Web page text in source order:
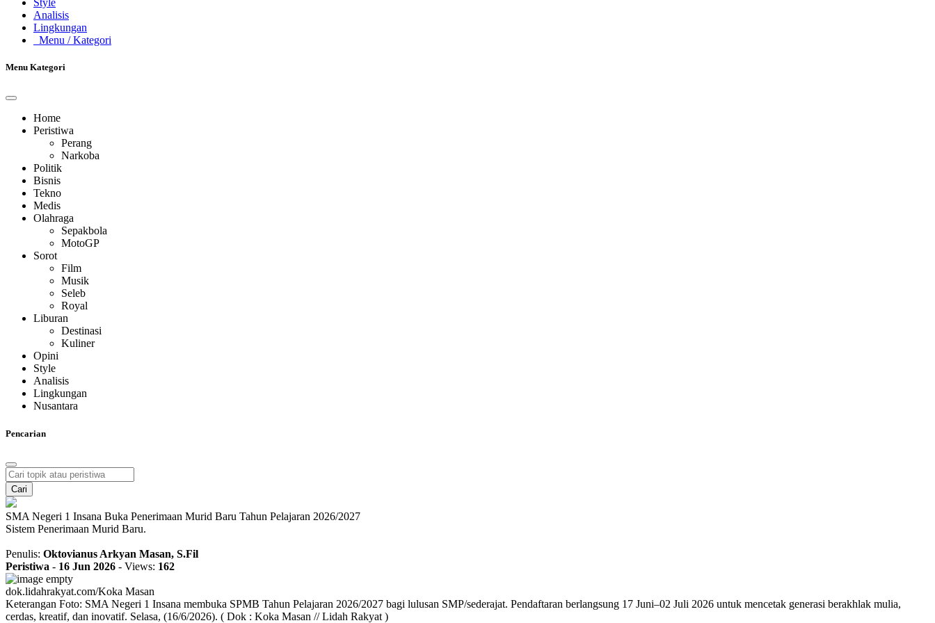
Style
Analisis
Lingkungan
Menu / Kategori
Menu Kategori
Home
Peristiwa
Perang
Narkoba
Politik
Bisnis
Tekno
Medis
Olahraga
Sepakbola
MotoGP
Sorot
Film
Musik
Seleb
Royal
Liburan
Destinasi
Kuliner
Opini
Style
Analisis
Lingkungan
Nusantara
Pencarian
Cari
SMA Negeri 1 Insana Buka Penerimaan Murid Baru Tahun Pelajaran 2026/2027
Sistem Penerimaan Murid Baru.
Penulis: Oktovianus Arkyan Masan, S.Fil
Peristiwa - 16 Jun 2026 - Views: 162
dok.lidahrakyat.com/Koka Masan
Keterangan Foto: SMA Negeri 1 Insana membuka SPMB Tahun Pelajaran 2026/2027 bagi lulusan SMP/sederajat. Pendaftaran berlangsung 17 Juni–02 Juli 2026 untuk mencetak generasi berakhlak mulia,
cerdas, kreatif, dan inovatif. Selasa, (16/6/2026). ( Dok : Koka Masan // Lidah Rakyat )